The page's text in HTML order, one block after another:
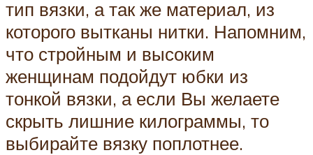
тип вязки, а так же материал, из
которого вытканы нитки. Напомним,
что стройным и высоким
женщинам подойдут юбки из
тонкой вязки, а если Вы желаете
скрыть лишние килограммы, то
выбирайте вязку поплотнее.